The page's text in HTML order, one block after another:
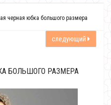
черная юбка большого размера
следующий
БОЛЬШОГО РАЗМЕРА